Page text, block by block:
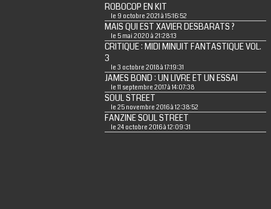
ROBOCOP EN KIT
le 9 octobre 2021 à 15:16:52
MAIS QUI EST XAVIER DESBARATS ?
le 5 mai 2020 à 21:28:13
CRITIQUE : MIDI MINUIT FANTASTIQUE VOL.
3
le 3 octobre 2018 à 17:19:31
JAMES BOND : UN LIVRE ET UN ESSAI
le 11 septembre 2017 à 14:07:38
SOUL STREET
le 25 novembre 2016 à 12:38:52
FANZINE SOUL STREET
le 24 octobre 2016 à 12:09:31